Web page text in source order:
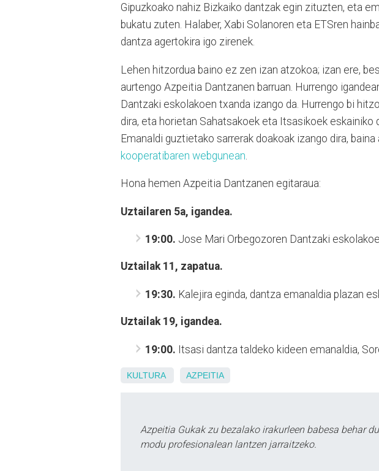
Gipuzkoako nahiz Bizkaiko dantzak egin zituzten, eta
bukatu zuten. Halaber, Xabi Solanoren eta ETSren
dantza agertokira igo zirenek.
Lehen hitzordua baino ez zen izan atzokoa; izan ere,
aurtengo Azpeitia Dantzanen barruan. Hurrengo
Dantzaki eskolakoen txanda izango da. Hurrengo bi
dira, eta horietan Sahatsakoek eta Itsasikoek eskainiko
Emanaldi guztietako sarrerak doakoak izango dira,
kooperatibaren webgunean
Hona hemen Azpeitia Dantzanen egitaraua:
Uztailaren 5a, igandea.
19:00. Jose Mari Orbegozoren Dantzaki
Uztailak 11, zapatua.
19:30. Kalejira eginda, dantza emanaldia plazan
Uztailak 19, igandea.
19:00. Itsasi dantza taldeko kideen emanaldia,
KULTURA AZPEITIA
Azpeitia Gukak zu bezalako irakurleen babesa behar
modu profesionalean lantzen jarraitzeko.